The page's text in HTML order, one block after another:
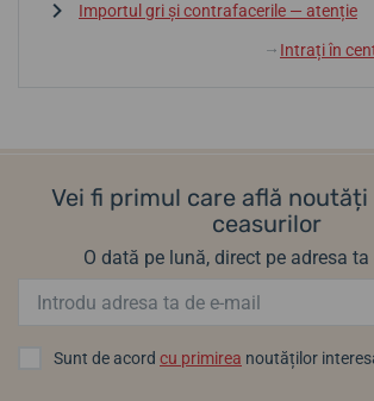
Importul gri și contrafacerile — atenție
↓ Intrați în
Vei fi primul care află noutăți
ceasurilor
O dată pe lună, direct pe adresa ta
Sunt de acord cu primirea noutăților